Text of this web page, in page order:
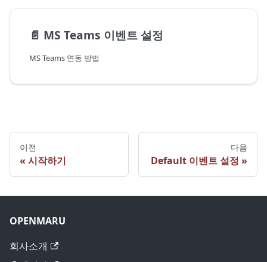
📄️ MS Teams 이벤트 설정
MS Teams 연동 방법
이전
시작하기
다음
Default 이벤트 설정
OPENMARU
회사소개